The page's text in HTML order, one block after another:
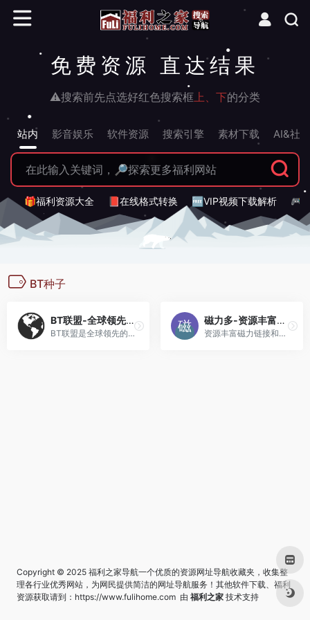
免费资源 直达结果
⚠搜索前先点选好红色搜索框上、下的分类
站内 影音娱乐 软件资源 搜索引擎 素材下载 AI&社区
🎁福利资源大全 📕在线格式转换 🆓VIP视频下载解析 🎮
BT种子
BT联盟-全球领先的BT种子与磁力链接搜索网站
BT联盟是全球领先的BT种子与磁力链接搜索网站，让用户在DHT网络的海量数据中快速搜索到全网最新的磁力链接。
磁力多-资源丰富磁力链接和BT种子搜索引擎
资源丰富磁力链接和BT种子搜索引擎, 收录了几千万条电影,电视剧,软件,电子书,文档,小说,考研等热门磁力链接资源，您可以在这里快速找到需要的磁力链接资源开始下载，马上开始愉快的……
Copyright © 2025 福利之家导航一个优质的资源网址导航收藏夹，收集整
理各行业优秀网站，为网民提供简洁的网址导航服务！其他软件下载、福利
资源获取请到： https://www.fulihome.com 由 福利之家 技术支持